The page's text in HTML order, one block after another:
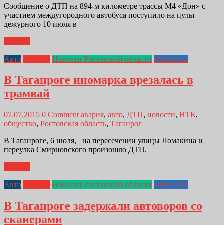
Сообщение о ДТП на 894-м километре трассы М4 «Дон» с
участием междугородного автобуса поступило на пульт
дежурного 10 июля в
Авто Новости Ростовской области Общество
В Таганроге иномарка врезалась в
трамвай
07.07.2015 0 Comment авария, авто, ДТП, новости, НТК,
общество, Ростовская область, Таганрог
В Таганроге, 6 июля, на пересечении улицы Ломакина и
переулка Смирновского произошло ДТП.
Авто Новости Ростовской области Общество
В Таганроге задержали автоворов со
сканерами